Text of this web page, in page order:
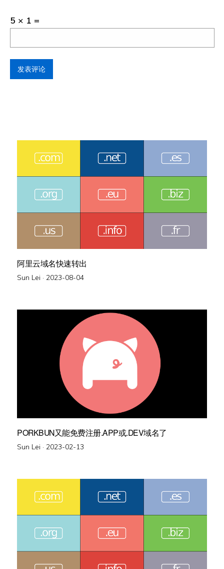
5 × 1 =
阿里云域名快速转出
Sun Lei · Posted
2023-08-04
PORKBUN又能免费注册.APP或.DEV域名了
Sun Lei · Posted
2023-02-13